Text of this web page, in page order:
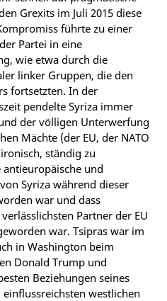
Grexits im Juli 2015 diese
führte zu einer
Partei in eine
wie etwa durch die
linker Gruppen, die den
fortsetzten. In der
pendelte Syriza immer
der völligen Unterwerfung
Mächte (der EU, der NATO
ständig zu
und
Syriza während dieser
war und dass
Partner der EU
war. Tsipras war im
in Washington beim
Donald Trump und
Beziehungen seines
westlichen